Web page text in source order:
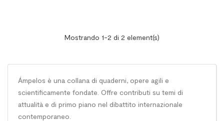
Mostrando 1-2 di 2 element(s)
Ámpelos è una collana di quaderni, opere agili e
scientificamente fondate. Offre contributi su temi di
attualità e di primo piano nel dibattito internazionale
contemporaneo.